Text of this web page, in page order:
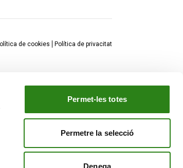
Permet-les totes
Permetre la selecció
Denega
de cookies Política de privacitat